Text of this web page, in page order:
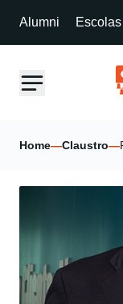
Alumni Escolas
Home—Claustro—